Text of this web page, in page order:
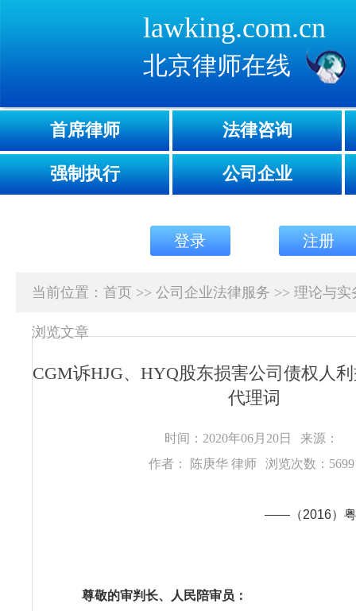
lawking.com.cn
北京律师在线
首席律师 法律咨询
强制执行 公司企业
登录 注册
当前位置： 首页 >> 公司企业法律服务 >> 理论与实
浏览文章
CGM诉HJG、HYQ股东损害公司债权人
代理词
时间：2020年06月20日
来源：
作者： 陈庚华 律师
浏览次数：
——（2016）粤
尊敬的审判长、人民陪审员：